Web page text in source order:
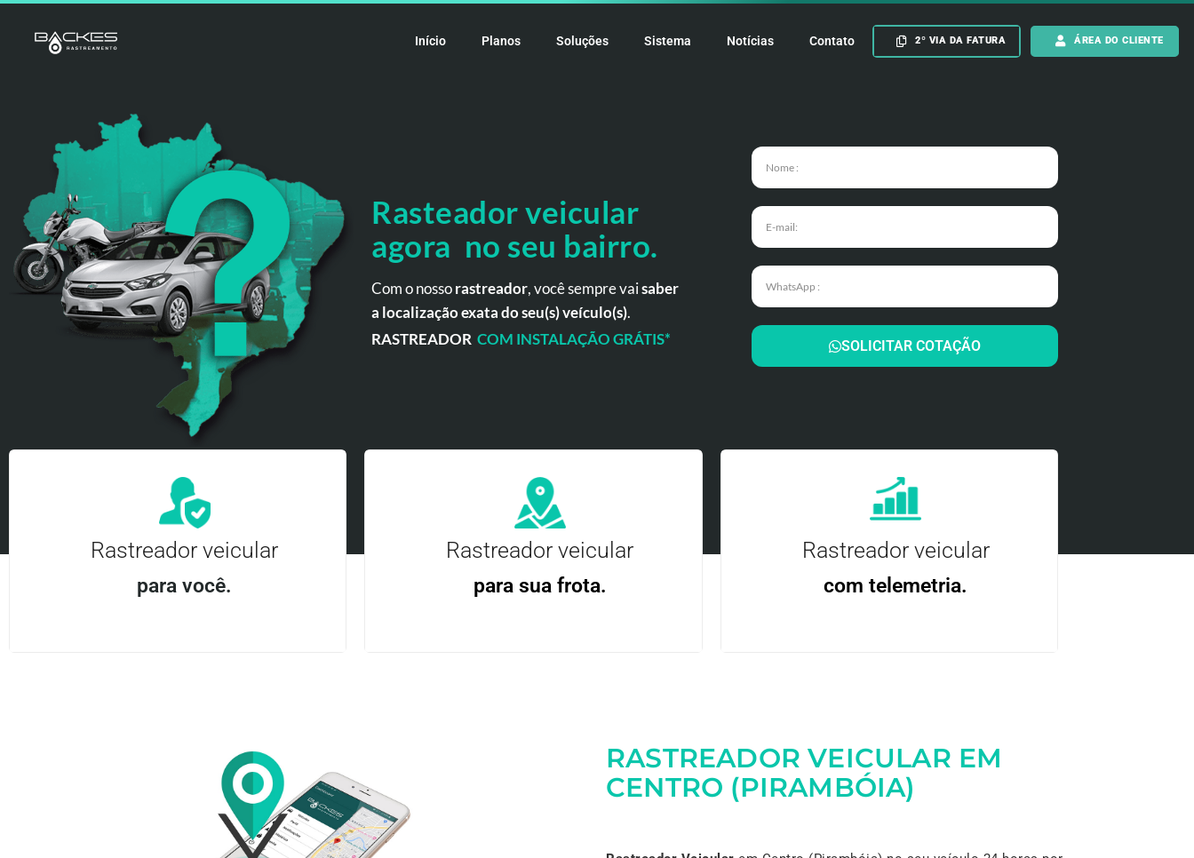
Início Planos Soluções Sistema Notícias Contato 2º VIA DA FATURA ÁREA DO CLIENTE
Rasteador veicular
agora no seu bairro.
Com o nossorastreador, você sempre vaisaber
a localização exata do seu(s) veículo(s).
RASTREADOR COM INSTALAÇÃO GRÁTIS* SOLICITAR COTAÇÃO
Rastreador veicular
para você.
Entre em contato
Rastreador veicular
para sua frota.
Rastreador veicular
com telemetria.
Entre em contato
RASTREADOR VEICULAR EM
CENTRO (PIRAMBÓIA)